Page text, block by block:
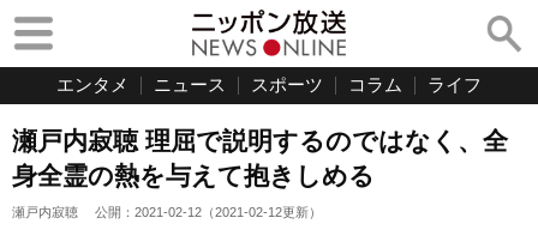
エンタメ ニュース スポーツ コラム ライフ
瀬戸内寂聴 理屈で説明するのではなく、全
身全霊の熱を与えて抱きしめる
瀬戸内寂聴 公開： 2021-02-12 （2021-02-12更新）